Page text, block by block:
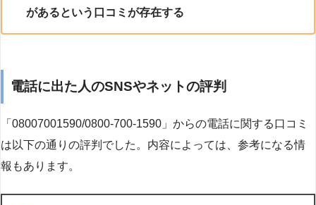
があるという口コミが存在する
電話に出た人のSNSやネットの評判
「08007001590/0800-700-1590」からの電話に関する口コミ
は以下の通りの評判でした。内容によっては、参考になる情
報もあります。